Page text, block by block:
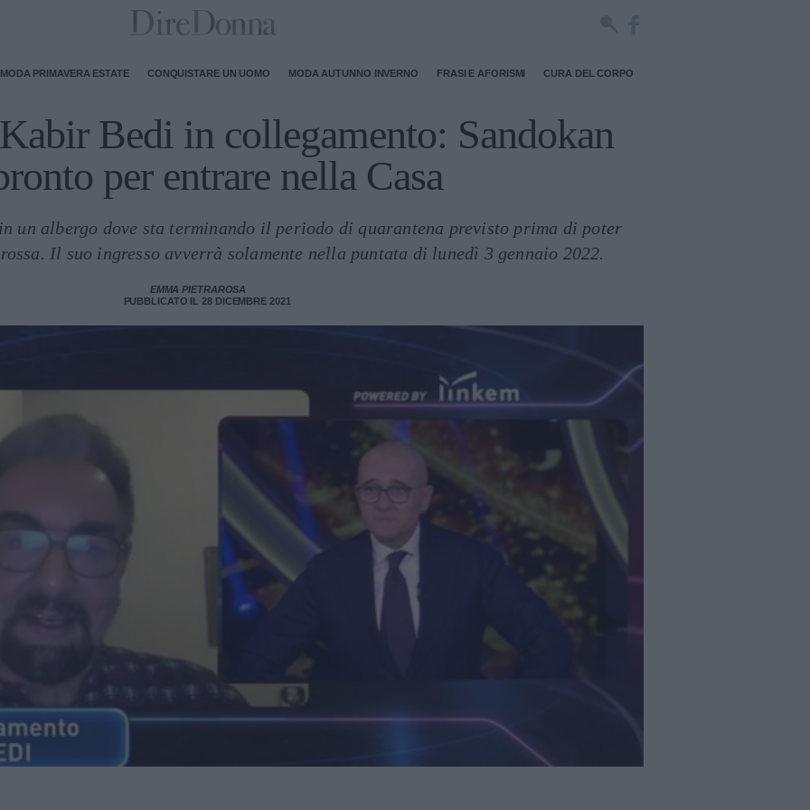
MODA PRIMAVERA ESTATE CONQUISTARE UN UOMO MODA AUTUNNO INVERNO FRASI E AFORISMI CURA DEL CORPO
Bedi in collegamento: Sandokan
per entrare nella Casa
un albergo dove sta terminando il periodo di quarantena previsto prima di poter
Il suo ingresso avverrà solamente nella puntata di lunedì 3 gennaio 2022.
EMMA PIETRAROSA
PUBBLICATO IL 28 DICEMBRE 2021